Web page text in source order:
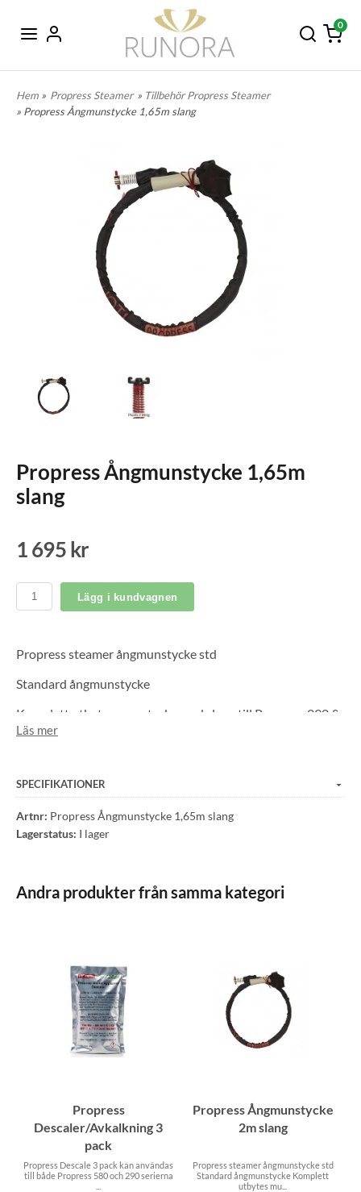
0
Hem » Propress Steamer » Tillbehör Propress Steamer
» Propress Ångmunstycke 1,65m slang
Propress Ångmunstycke 1,65m
slang
1 695 kr
Lägg i kundvagnen
Propress steamer ångmunstycke std
Standard ångmunstycke
Komplett utbytes munstycke med slang till Propress 290 &
580 serier.
Läs mer
SPECIFIKATIONER
Artnr: Propress Ångmunstycke 1,65m slang
Lagerstatus: I lager
Andra produkter från samma kategori
Propress
Descaler/Avkalkning 3
pack
Propress Descale 3 pack kan användas
till både Propress 580 och 290 serierna
Propress Ångmunstycke
2m slang
Propress steamer ångmunstycke std
Standard ångmunstycke Komplett
utbytes mu...